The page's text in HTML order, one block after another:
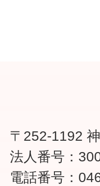
〒252-1192
法人番号：
電話番号：